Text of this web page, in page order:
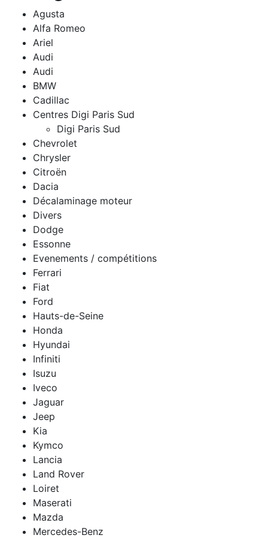
Agusta
Alfa Romeo
Ariel
Audi
Audi
BMW
Cadillac
Centres Digi Paris Sud
Digi Paris Sud
Chevrolet
Chrysler
Citroën
Dacia
Décalaminage moteur
Divers
Dodge
Essonne
Evenements / compétitions
Ferrari
Fiat
Ford
Hauts-de-Seine
Honda
Hyundai
Infiniti
Isuzu
Iveco
Jaguar
Jeep
Kia
Kymco
Lancia
Land Rover
Loiret
Maserati
Mazda
Mercedes-Benz